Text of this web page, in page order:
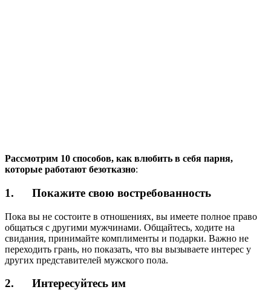
Рассмотрим 10 способов, как влюбить в себя парня,
которые работают безотказно:
1. Покажите свою востребованность
Пока вы не состоите в отношениях, вы имеете полное право
общаться с другими мужчинами. Общайтесь, ходите на
свидания, принимайте комплименты и подарки. Важно не
переходить грань, но показать, что вы вызываете интерес у
других представителей мужского пола.
2. Интересуйтесь им